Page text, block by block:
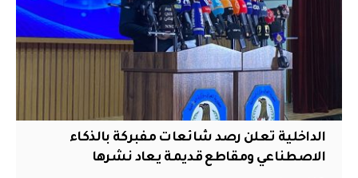
الداخلية تعلن رصد شائعات مفبركة بالذكاء
الاصطناعي ومقاطع قديمة يعاد نشرها